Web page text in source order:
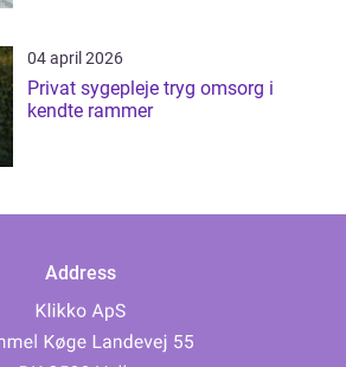
04 april 2026
Privat sygepleje tryg omsorg i
kendte rammer
Address